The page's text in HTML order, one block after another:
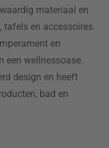
materiaal en
tafels en accessoires.
en
een wellnessoase.
design en heeft
bad en